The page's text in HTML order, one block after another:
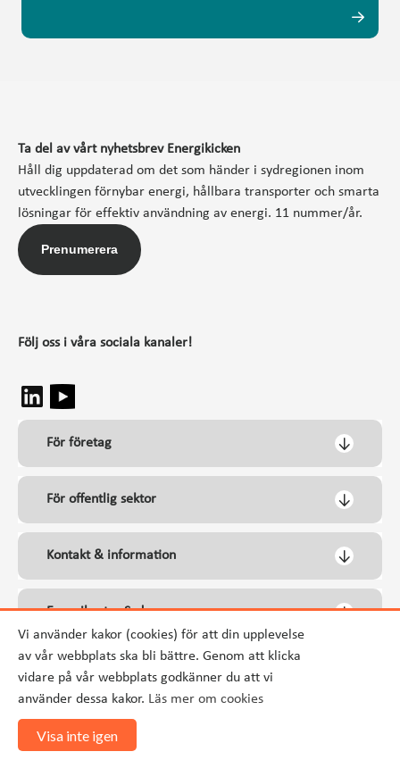
Vi använder kakor (cookies) för att din upplevelse
av vår webbplats ska bli bättre. Genom att klicka
vidare på vår webbplats godkänner du att vi
använder dessa kakor. Läs mer om cookies
Visa inte igen
Ta del av vårt nyhetsbrev Energikicken
Håll dig uppdaterad om det som händer i sydregionen inom
utvecklingen förnybar energi, hållbara transporter och smarta
lösningar för effektiv användning av energi. 11 nummer/år.
Prenumerera
Följ oss i våra sociala kanaler!
För företag
För offentlig sektor
Kontakt & information
Energikontor Syd